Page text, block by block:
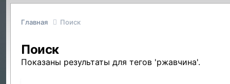
Главная Поиск
Поиск
Показаны результаты для тегов 'ржавчина'.